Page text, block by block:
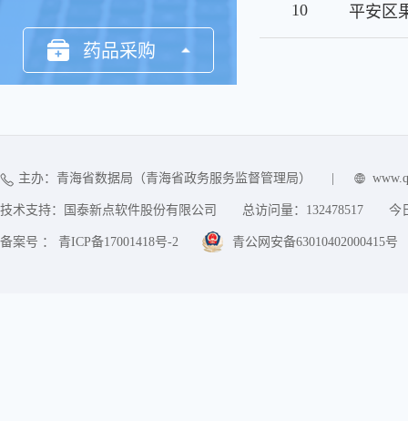
药品采购
要素交易
10 平安区
主办：青海省数据局（青海省政务服务监督管理局）
技术支持：国泰新点软件股份有限公司 总访问量： 132478517 今
备案号 ： 青ICP备17001418号-2 青公网安备63010402000415号